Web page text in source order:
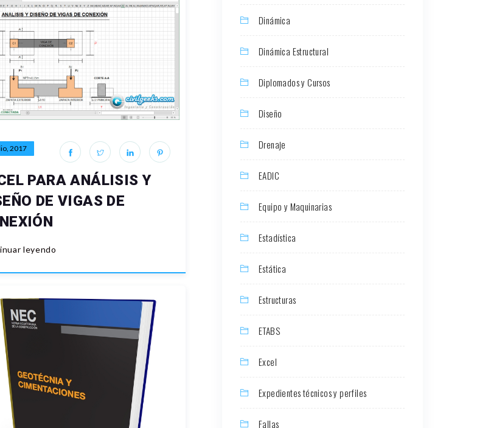
2017
PARA ANÁLISIS Y
DE VIGAS DE
leyendo
Dinámica
Dinámica Estructural
Diplomados y Cursos
Diseño
Drenaje
EADIC
Equipo y Maquinarias
Estadística
Estática
Estructuras
ETABS
Excel
Expedientes técnicos y perfiles
Fallas